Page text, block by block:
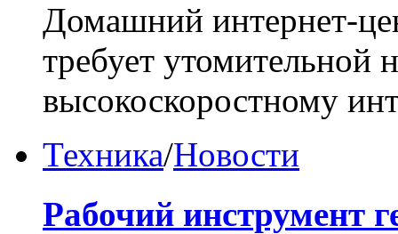
Домашний интернет-
требует утомительной
высокоскоростному
Техника/Новости
Рабочий инструмент